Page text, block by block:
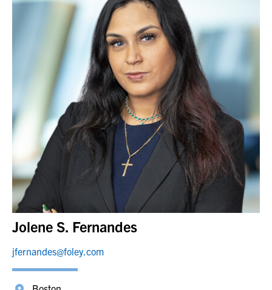
Jolene S. Fernandes
jfernandes@foley.com